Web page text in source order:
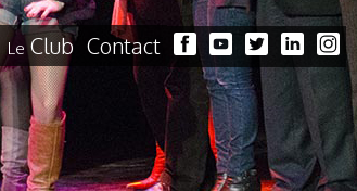
LeClub Contact